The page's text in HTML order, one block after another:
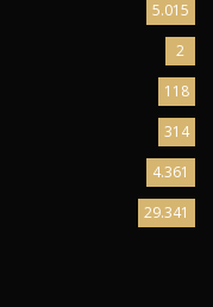
5.015
2
118
314
4.361
29.341